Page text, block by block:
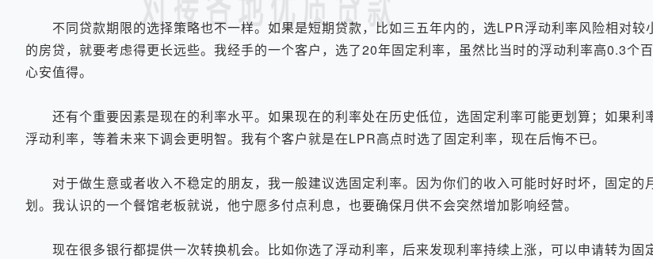
不同贷款期限的选择策略也不一样。如果是短期贷款，比如三五年内的，选LPR浮动利率风险相对较
的房贷，就要考虑得更长远些。我经手的一个客户，选了20年固定利率，虽然比当时的浮动利率高0.3个
心安值得。
还有个重要因素是现在的利率水平。如果现在的利率处在历史低位，选固定利率可能更划算；如果利
浮动利率，等着未来下调会更明智。我有个客户就是在LPR高点时选了固定利率，现在后悔不已。
对于做生意或者收入不稳定的朋友，我一般建议选固定利率。因为你们的收入可能时好时坏，固定的
划。我认识的一个餐馆老板就说，他宁愿多付点利息，也要确保月供不会突然增加影响经营。
现在很多银行都提供一次转换机会。比如你选了浮动利率，后来发现利率持续上涨，可以申请转为固